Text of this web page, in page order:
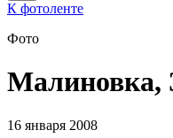
К фотоленте
Фото
Малиновка,
16 января 2008